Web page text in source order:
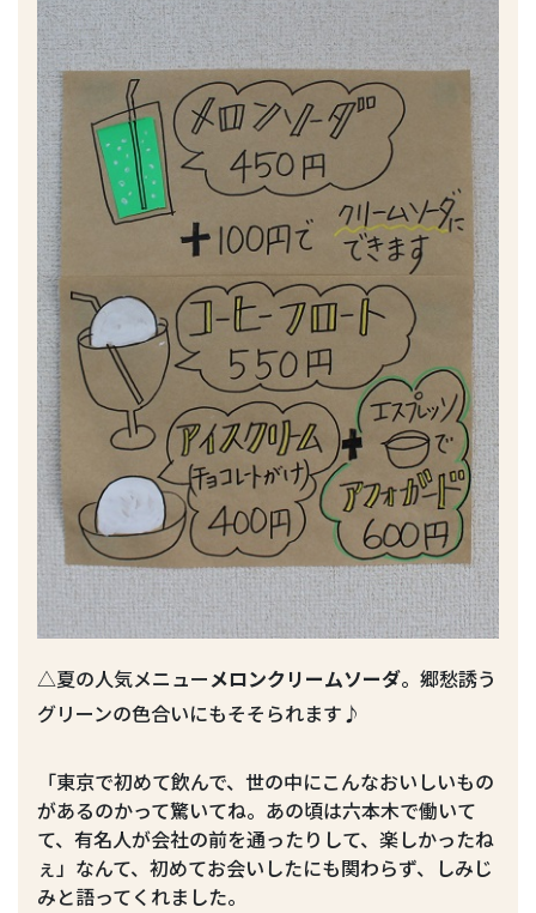
△夏の人気メニューメロンクリームソーダ。郷愁誘う
グリーンの色合いにもそそられます♪
「東京で初めて飲んで、世の中にこんなおいしいもの
があるのかって驚いてね。あの頃は六本木で働いて
て、有名人が会社の前を通ったりして、楽しかったね
ぇ」なんて、初めてお会いしたにも関わらず、しみじ
みと語ってくれました。